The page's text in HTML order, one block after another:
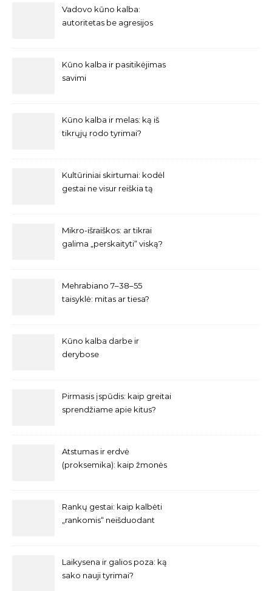
Vadovo kūno kalba:
autoritetas be agresijos
Kūno kalba ir pasitikėjimas
savimi
Kūno kalba ir melas: ką iš
tikrųjų rodo tyrimai?
Kultūriniai skirtumai: kodėl
gestai ne visur reiškia tą
Mikro-išraiškos: ar tikrai
galima „perskaityti“ viską?
Mehrabiano 7–38–55
taisyklė: mitas ar tiesa?
Kūno kalba darbe ir
derybose
Pirmasis įspūdis: kaip greitai
sprendžiame apie kitus?
Atstumas ir erdvė
(proksemika): kaip žmonės
Rankų gestai: kaip kalbėti
„rankomis“ neišduodant
Laikysena ir galios poza: ką
sako nauji tyrimai?